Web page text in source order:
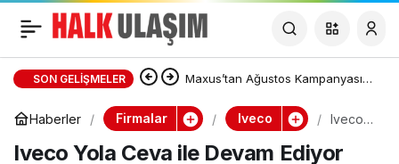
SON GELIŞMELER Maxus’tan Ağustos Kampanyası:
DELIVER 7 ve DELIVER 9’da Sıfır
Faizli Kredi ve Özel Fiyat Avantajı
Haberler Firmalar Iveco
Iveco
Ceva
Iveco Yola Ceva ile Devam Ediyor
Iveco Yola Ceva ile
Devam Ediyor